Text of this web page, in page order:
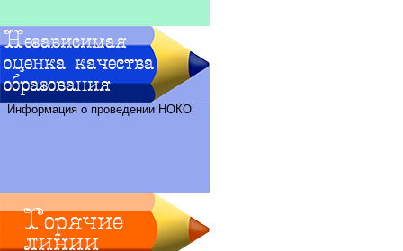
Информация о проведении НОКО